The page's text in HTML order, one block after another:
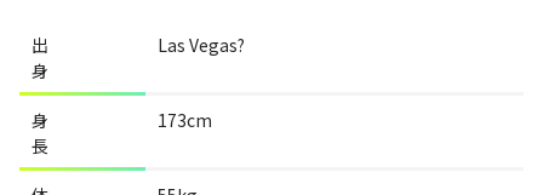
出
身
Las Vegas?
身
長
173cm